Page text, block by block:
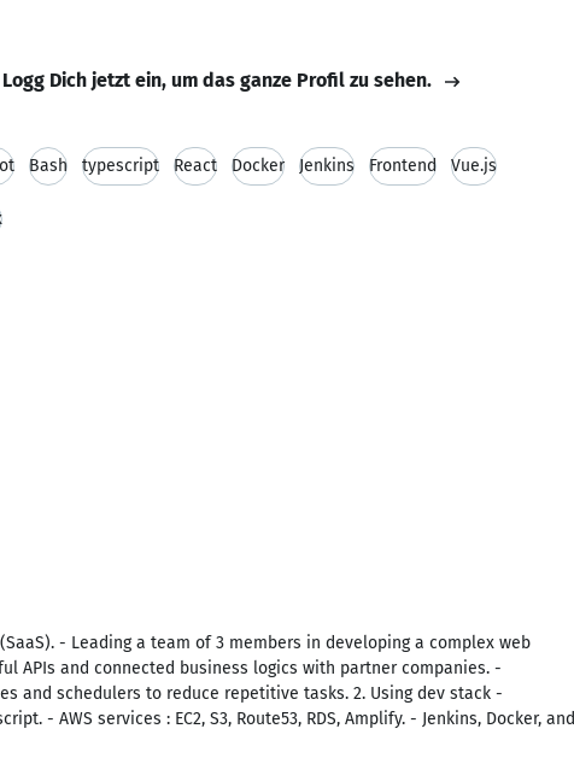
Logg Dich jetzt ein, um das ganze Profil zu sehen.
Bash typescript React Docker Jenkins Frontend Vue.js
- Leading a team of 3 members in developing a complex web
APIs and connected business logics with partner companies. -
and schedulers to reduce repetitive tasks. 2. Using dev stack -
- AWS services : EC2, S3, Route53, RDS, Amplify. - Jenkins, Docker, and